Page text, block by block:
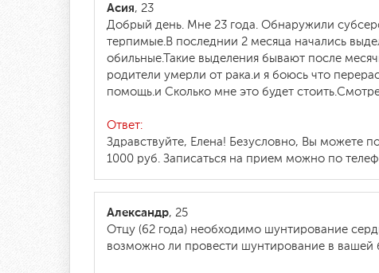
Асия, 23
Добрый день. Мне 23 года. Обнаружили
терпимые.В последнии 2 месяца начались
обильные.Такие выделения бывают после
родители умерли от рака.и я боюсь что
помощь.и Сколько мне это будет
Ответ:
Здравствуйте, Елена! Безусловно, Вы можете
1000 руб. Записаться на прием можно по
Александр, 25
Отцу (62 года) необходимо шунтирование
возможно ли провести шунтирование в вашей